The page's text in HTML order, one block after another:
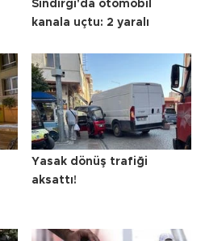
Sındırgı'da otomobil
kanala uçtu: 2 yaralı
Yasak dönüş trafiği
aksattı!